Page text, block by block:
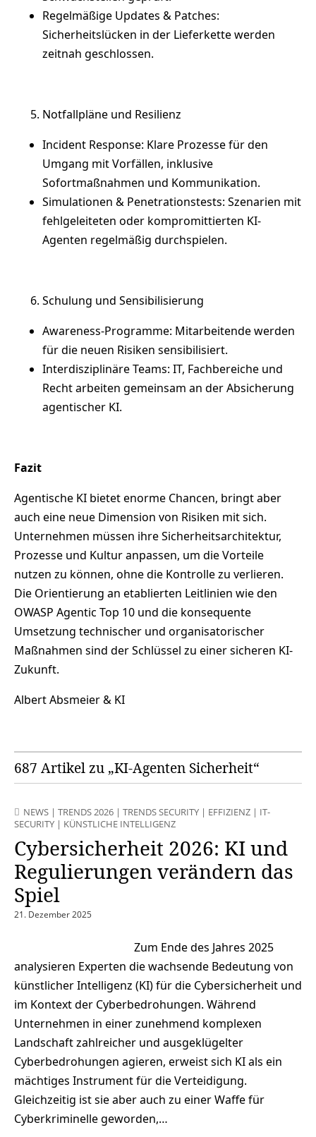
Regelmäßige Updates & Patches:
Sicherheitslücken in der Lieferkette werden
zeitnah geschlossen.
Notfallpläne und Resilienz
Incident Response: Klare Prozesse für den
Umgang mit Vorfällen, inklusive
Sofortmaßnahmen und Kommunikation.
Simulationen & Penetrationstests: Szenarien mit
fehlgeleiteten oder kompromittierten KI-
Agenten regelmäßig durchspielen.
Schulung und Sensibilisierung
Awareness-Programme: Mitarbeitende werden
für die neuen Risiken sensibilisiert.
Interdisziplinäre Teams: IT, Fachbereiche und
Recht arbeiten gemeinsam an der Absicherung
agentischer KI.
Fazit
Agentische KI bietet enorme Chancen, bringt aber
auch eine neue Dimension von Risiken mit sich.
Unternehmen müssen ihre Sicherheitsarchitektur,
Prozesse und Kultur anpassen, um die Vorteile
nutzen zu können, ohne die Kontrolle zu verlieren.
Die Orientierung an etablierten Leitlinien wie den
OWASP Agentic Top 10 und die konsequente
Umsetzung technischer und organisatorischer
Maßnahmen sind der Schlüssel zu einer sicheren KI-
Zukunft.
Albert Absmeier & KI
687 Artikel zu „KI-Agenten Sicherheit“
NEWS | TRENDS 2026 | TRENDS SECURITY | EFFIZIENZ | IT-
SECURITY | KÜNSTLICHE INTELLIGENZ
Cybersicherheit 2026: KI und
Regulierungen verändern das
Spiel
21. Dezember 2025
Zum Ende des Jahres 2025
analysieren Experten die wachsende Bedeutung von
künstlicher Intelligenz (KI) für die Cybersicherheit und
im Kontext der Cyberbedrohungen. Während
Unternehmen in einer zunehmend komplexen
Landschaft zahlreicher und ausgeklügelter
Cyberbedrohungen agieren, erweist sich KI als ein
mächtiges Instrument für die Verteidigung.
Gleichzeitig ist sie aber auch zu einer Waffe für
Cyberkriminelle geworden,…